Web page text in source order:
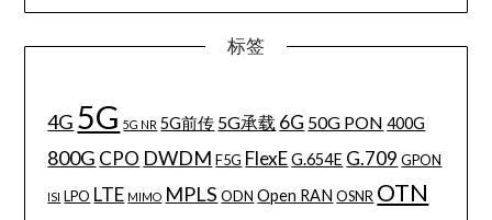
标签
4G 5G 5G NR 5G前传 5G承载 6G 50G PON 400G
800G CPO DWDM F5G FlexE G.654E G.709 GPON
ISI LPO LTE MIMO MPLS ODN Open RAN OSNR OTN